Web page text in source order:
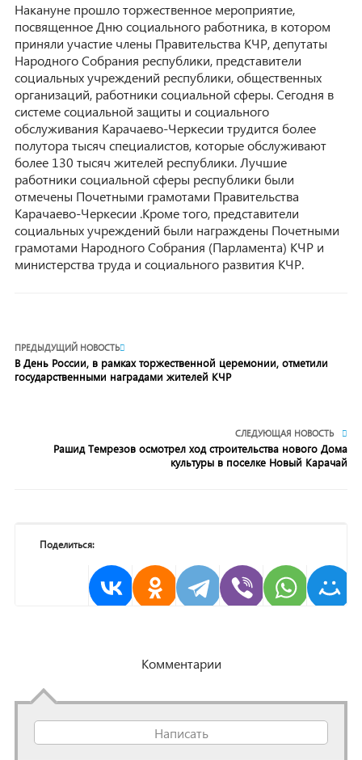
Накануне прошло торжественное мероприятие,
посвященное Дню социального работника, в котором
приняли участие члены Правительства КЧР, депутаты
Народного Собрания республики, представители
социальных учреждений республики, общественных
организаций, работники социальной сферы. Сегодня в
системе социальной защиты и социального
обслуживания Карачаево-Черкесии трудится более
полутора тысяч специалистов, которые обслуживают
более 130 тысяч жителей республики. Лучшие
работники социальной сферы республики были
отмечены Почетными грамотами Правительства
Карачаево-Черкесии .Кроме того, представители
социальных учреждений были награждены Почетными
грамотами Народного Собрания (Парламента) КЧР и
министерства труда и социального развития КЧР.
ПРЕДЫДУЩИЙ НОВОСТЬ
В День России, в рамках торжественной церемонии, отметили
государственными наградами жителей КЧР
СЛЕДУЮЩАЯ НОВОСТЬ
Рашид Темрезов осмотрел ход строительства нового Дома
культуры в поселке Новый Карачай
Поделиться:
Комментарии
Написать